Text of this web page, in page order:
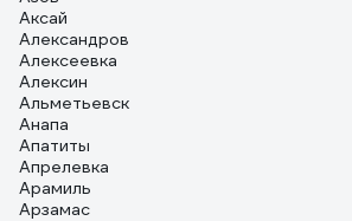
Аксай
Александров
Алексеевка
Алексин
Альметьевск
Анапа
Апатиты
Апрелевка
Арамиль
Арзамас